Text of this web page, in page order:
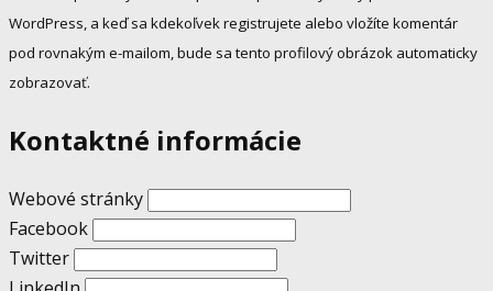
WordPress, a keď sa kdekoľvek registrujete alebo vložíte komentár
pod rovnakým e-mailom, bude sa tento profilový obrázok automaticky
zobrazovať.
Kontaktné informácie
Webové stránky
Facebook
Twitter